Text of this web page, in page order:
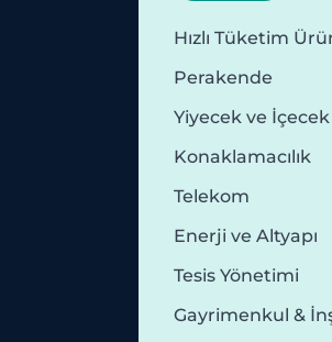
Hızlı Tüketim
Perakende
Yiyecek ve İçecek
Konaklamacılık
Telekom
Enerji ve Altyapı
Tesis Yönetimi
Gayrimenkul &